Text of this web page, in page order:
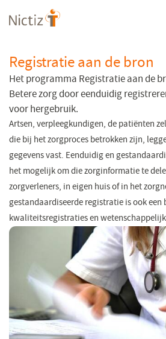
Overslaan
en
gaan
Registratie aan de bron
Het programma Registratie aan de
Betere zorg door eenduidig
voor hergebruik.
Artsen, verpleegkundigen, de patiënten
die bij het zorgproces betrokken zijn,
gegevens vast. Eenduidig en
het mogelijk om die zorginformatie te
zorgverleners, in eigen huis of in het
gestandaardiseerde registratie is ook een
kwaliteitsregistraties en